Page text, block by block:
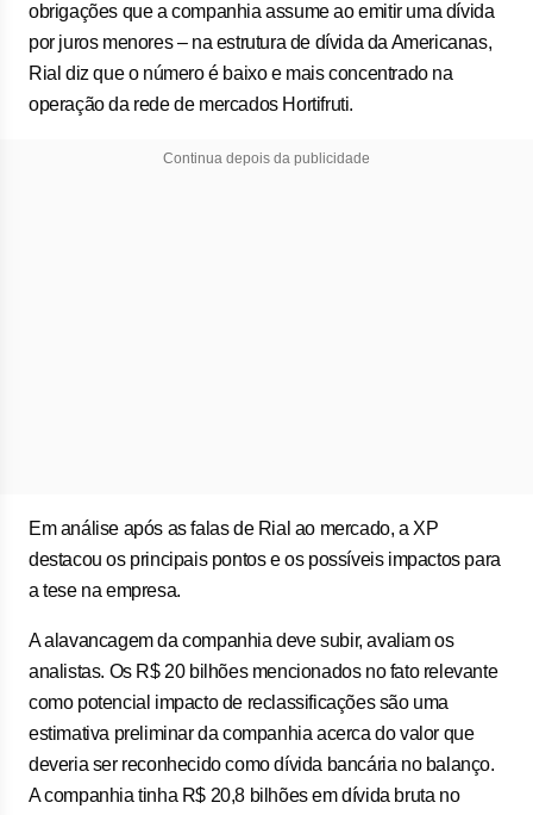
obrigações que a companhia assume ao emitir uma dívida
por juros menores – na estrutura de dívida da Americanas,
Rial diz que o número é baixo e mais concentrado na
operação da rede de mercados Hortifruti.
Continua depois da publicidade
Em análise após as falas de Rial ao mercado, a XP
destacou os principais pontos e os possíveis impactos para
a tese na empresa.
A alavancagem da companhia deve subir, avaliam os
analistas. Os R$ 20 bilhões mencionados no fato relevante
como potencial impacto de reclassificações são uma
estimativa preliminar da companhia acerca do valor que
deveria ser reconhecido como dívida bancária no balanço.
A companhia tinha R$ 20,8 bilhões em dívida bruta no